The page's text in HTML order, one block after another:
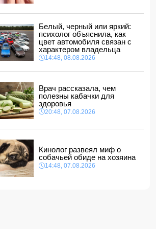
с заявлением на фоне
под контроль Ивановку в
области
08.08.2026
08.08.2026
Пашинян позвонил Ильхаму Алиеву
08.08.2026
ищут на Кубе фигуру для
"венесуэльского сценария"
Белый, черный или яркий:
психолог объяснила, как
цвет автомобиля связан с
характером владельца
14:48, 08.08.2026
Врач рассказала, чем
полезны кабачки для
здоровья
20:48, 07.08.2026
Кинолог развеял миф о
собачьей обиде на хозяина
14:48, 07.08.2026